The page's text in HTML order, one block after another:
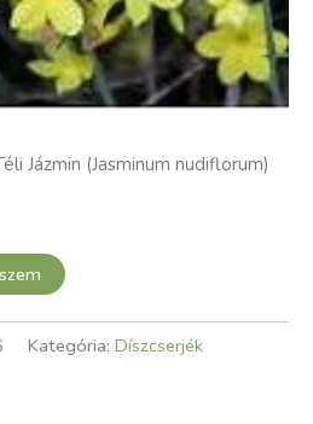
Jázmin (Jasminum nudiflorum)
Kategória: Díszcserjék